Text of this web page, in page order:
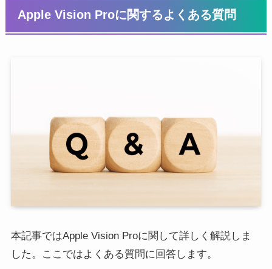
Apple Vision Proに関するよくある質問
本記事ではApple Vision Proに関して詳しく解説しま
した。ここではよくある質問に回答します。